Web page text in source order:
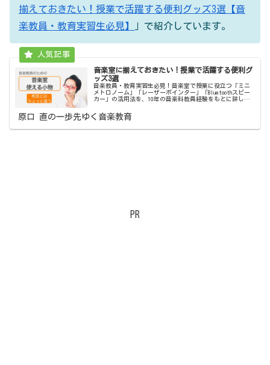
揃えておきたい！授業で活躍する便利グッズ3選【音
楽教員・教育実習生必見】
」で紹介しています。
音楽室に揃えておきたい！授業で活躍する便利グ
ッズ3選
音楽教員・教育実習生必見！音楽室で授業に役立つ「ミニ
メトロノーム」「レーザーポインター」「Bluetoothスピー
カー」の活用法を、10年の音楽科教員経験をもとに詳しく
原口 直の一歩先ゆく音楽教育
PR